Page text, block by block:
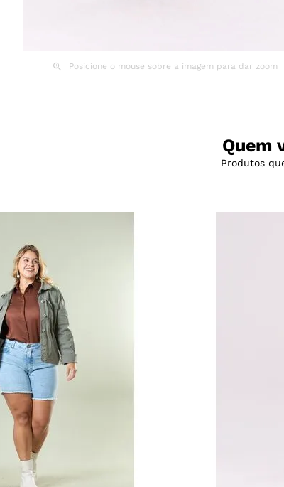
Posicione o mouse sobre a imagem para dar zoom
Quem
Produtos